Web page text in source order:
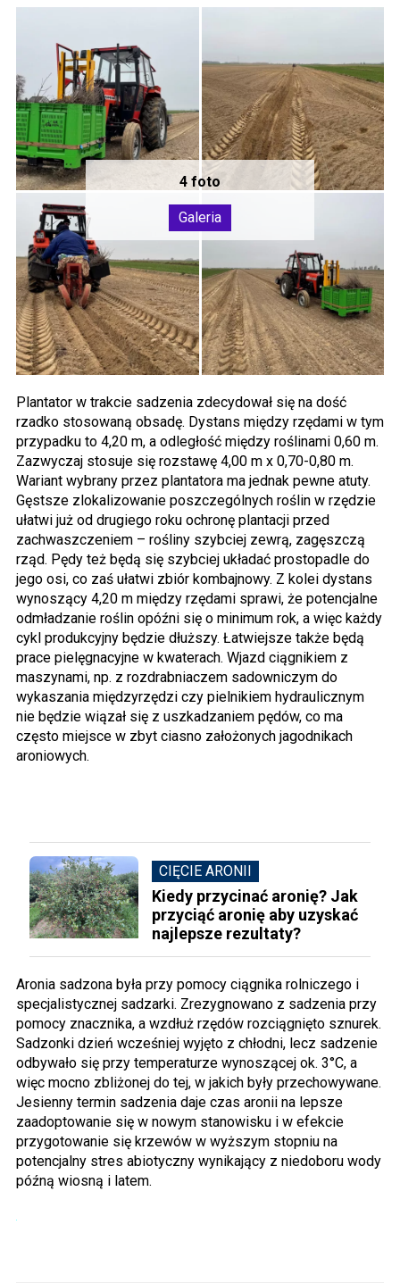
Plantator w trakcie sadzenia zdecydował się na dość
rzadko stosowaną obsadę. Dystans między rzędami w tym
przypadku to 4,20 m, a odległość między roślinami 0,60 m.
Zazwyczaj stosuje się rozstawę 4,00 m x 0,70-0,80 m.
Wariant wybrany przez plantatora ma jednak pewne atuty.
Gęstsze zlokalizowanie poszczególnych roślin w rzędzie
ułatwi już od drugiego roku ochronę plantacji przed
zachwaszczeniem – rośliny szybciej zewrą, zagęszczą
rząd. Pędy też będą się szybciej układać prostopadle do
jego osi, co zaś ułatwi zbiór kombajnowy. Z kolei dystans
wynoszący 4,20 m między rzędami sprawi, że potencjalne
odmładzanie roślin opóźni się o minimum rok, a więc każdy
cykl produkcyjny będzie dłuższy. Łatwiejsze także będą
prace pielęgnacyjne w kwaterach. Wjazd ciągnikiem z
maszynami, np. z rozdrabniaczem sadowniczym do
wykaszania międzyrzędzi czy pielnikiem hydraulicznym
nie będzie wiązał się z uszkadzaniem pędów, co ma
często miejsce w zbyt ciasno założonych jagodnikach
aroniowych.
CIĘCIE ARONII
Kiedy przycinać aronię? Jak
przyciąć aronię aby uzyskać
najlepsze rezultaty?
Aronia sadzona była przy pomocy ciągnika rolniczego i
specjalistycznej sadzarki. Zrezygnowano z sadzenia przy
pomocy znacznika, a wzdłuż rzędów rozciągnięto sznurek.
Sadzonki dzień wcześniej wyjęto z chłodni, lecz sadzenie
odbywało się przy temperaturze wynoszącej ok. 3°C, a
więc mocno zbliżonej do tej, w jakich były przechowywane.
Jesienny termin sadzenia daje czas aronii na lepsze
zaadoptowanie się w nowym stanowisku i w efekcie
przygotowanie się krzewów w wyższym stopniu na
potencjalny stres abiotyczny wynikający z niedoboru wody
późną wiosną i latem.